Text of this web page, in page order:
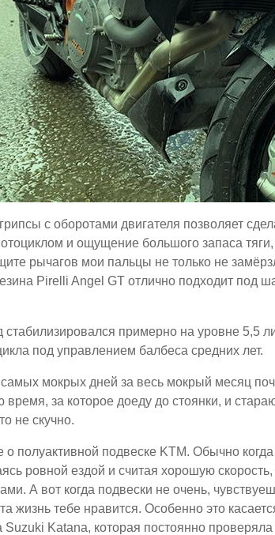
с оборотами двигателя позволяет
и ощущение большого запаса
рычагов мои пальцы не только не
Pirelli Angel GT отлично подходит под
стабилизировался примерно на уровне 5,5
под управлением балбеса средних лет.
мокрых дней за весь мокрый месяц
за которое доеду до стоянки, и
не скучно.
о полуактивной подвеске KTM. Обычно
ровной ездой и считая хорошую
А вот когда подвески не очень,
жизнь тебе нравится. Особенно это
Katana, которая постоянно